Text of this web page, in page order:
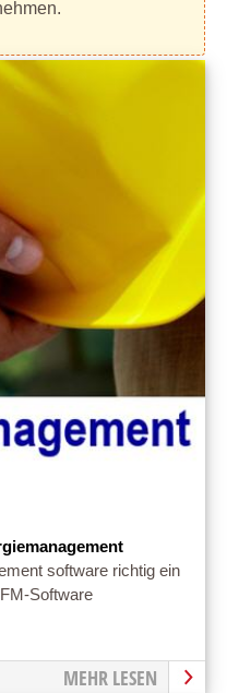
software richtig ein
Software
MEHR LESEN